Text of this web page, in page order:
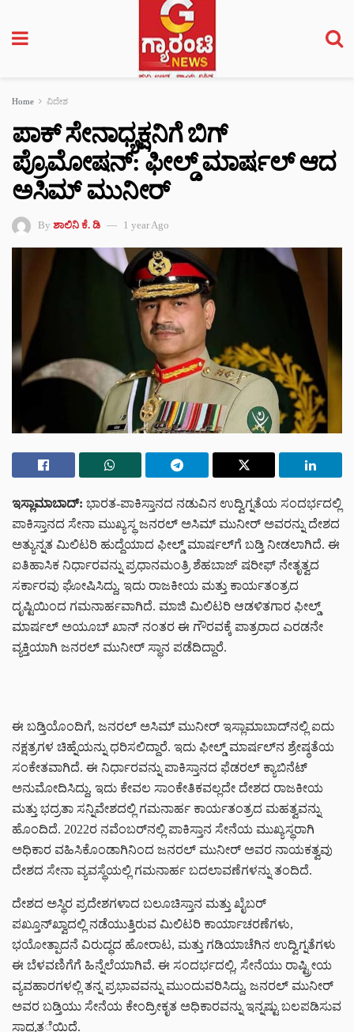
Home ವಿದೇಶ
ಪಾಕ್ ಸೇನಾಧ್ಯಕ್ಷನಿಗೆ ಬಿಗ್
ಪ್ರೊಮೋಷನ್: ಫೀಲ್ಡ್ ಮಾರ್ಷಲ್ ಆದ
ಅಸಿಮ್ ಮುನೀರ್‌
By ಶಾಲಿನಿ ಕೆ. ಡಿ 1 year Ago
ಇಸ್ಲಾಮಾಬಾದ್: ಭಾರತ-ಪಾಕಿಸ್ತಾನದ ನಡುವಿನ ಉದ್ವಿಗ್ನತೆಯ ಸಂದರ್ಭದಲ್ಲಿ
ಪಾಕಿಸ್ತಾನದ ಸೇನಾ ಮುಖ್ಯಸ್ಥ ಜನರಲ್ ಅಸಿಮ್ ಮುನೀರ್ ಅವರನ್ನು ದೇಶದ
ಅತ್ಯುನ್ನತ ಮಿಲಿಟರಿ ಹುದ್ದೆಯಾದ ಫೀಲ್ಡ್ ಮಾರ್ಷಲ್‌ಗೆ ಬಡ್ತಿ ನೀಡಲಾಗಿದೆ. ಈ
ಐತಿಹಾಸಿಕ ನಿರ್ಧಾರವನ್ನು ಪ್ರಧಾನಮಂತ್ರಿ ಶೆಹಬಾಜ್ ಷರೀಫ್ ನೇತೃತ್ವದ
ಸರ್ಕಾರವು ಘೋಷಿಸಿದ್ದು, ಇದು ರಾಜಕೀಯ ಮತ್ತು ಕಾರ್ಯತಂತ್ರದ
ದೃಷ್ಟಿಯಿಂದ ಗಮನಾರ್ಹವಾಗಿದೆ. ಮಾಜಿ ಮಿಲಿಟರಿ ಆಡಳಿತಗಾರ ಫೀಲ್ಡ್
ಮಾರ್ಷಲ್ ಅಯೂಬ್ ಖಾನ್ ನಂತರ ಈ ಗೌರವಕ್ಕೆ ಪಾತ್ರರಾದ ಎರಡನೇ
ವ್ಯಕ್ತಿಯಾಗಿ ಜನರಲ್ ಮುನೀರ್ ಸ್ಥಾನ ಪಡೆದಿದ್ದಾರೆ.
ಈ ಬಡ್ತಿಯೊಂದಿಗೆ, ಜನರಲ್ ಅಸಿಮ್ ಮುನೀರ್ ಇಸ್ಲಾಮಾಬಾದ್‌ನಲ್ಲಿ ಐದು
ನಕ್ಷತ್ರಗಳ ಚಿಹ್ನೆಯನ್ನು ಧರಿಸಲಿದ್ದಾರೆ. ಇದು ಫೀಲ್ಡ್ ಮಾರ್ಷಲ್‌ನ ಶ್ರೇಷ್ಠತೆಯ
ಸಂಕೇತವಾಗಿದೆ. ಈ ನಿರ್ಧಾರವನ್ನು ಪಾಕಿಸ್ತಾನದ ಫೆಡರಲ್ ಕ್ಯಾಬಿನೆಟ್
ಅನುಮೋದಿಸಿದ್ದು, ಇದು ಕೇವಲ ಸಾಂಕೇತಿಕವಲ್ಲದೇ ದೇಶದ ರಾಜಕೀಯ
ಮತ್ತು ಭದ್ರತಾ ಸನ್ನಿವೇಶದಲ್ಲಿ ಗಮನಾರ್ಹ ಕಾರ್ಯತಂತ್ರದ ಮಹತ್ವವನ್ನು
ಹೊಂದಿದೆ. 2022ರ ನವೆಂಬರ್‌ನಲ್ಲಿ ಪಾಕಿಸ್ತಾನ ಸೇನೆಯ ಮುಖ್ಯಸ್ಥರಾಗಿ
ಅಧಿಕಾರ ವಹಿಸಿಕೊಂಡಾಗಿನಿಂದ ಜನರಲ್ ಮುನೀರ್ ಅವರ ನಾಯಕತ್ವವು
ದೇಶದ ಸೇನಾ ವ್ಯವಸ್ಥೆಯಲ್ಲಿ ಗಮನಾರ್ಹ ಬದಲಾವಣೆಗಳನ್ನು ತಂದಿದೆ.
ದೇಶದ ಅಸ್ಥಿರ ಪ್ರದೇಶಗಳಾದ ಬಲೂಚಿಸ್ತಾನ ಮತ್ತು ಖೈಬರ್
ಪಖ್ತೂನ್‌ಖ್ವಾದಲ್ಲಿ ನಡೆಯುತ್ತಿರುವ ಮಿಲಿಟರಿ ಕಾರ್ಯಾಚರಣೆಗಳು,
ಭಯೋತ್ಪಾದನೆ ವಿರುದ್ಧದ ಹೋರಾಟ, ಮತ್ತು ಗಡಿಯಾಚೆಗಿನ ಉದ್ವಿಗ್ನತೆಗಳು
ಈ ಬೆಳವಣಿಗೆಗೆ ಹಿನ್ನೆಲೆಯಾಗಿವೆ. ಈ ಸಂದರ್ಭದಲ್ಲಿ, ಸೇನೆಯು ರಾಷ್ಟ್ರೀಯ
ವ್ಯವಹಾರಗಳಲ್ಲಿ ತನ್ನ ಪ್ರಭಾವವನ್ನು ಮುಂದುವರಿಸಿದ್ದು, ಜನರಲ್ ಮುನೀರ್
ಅವರ ಬಡ್ತಿಯು ಸೇನೆಯ ಕೇಂದ್ರೀಕೃತ ಅಧಿಕಾರವನ್ನು ಇನ್ನಷ್ಟು ಬಲಪಡಿಸುವ
ಸಾಧ್ಯತೆಯಿದೆ.